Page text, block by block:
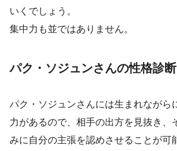
いくでしょう。
集中力も並ではありません。
パク・ソジュンさんの性格診断
パク・ソジュンさんには生まれながら
力があるので、相手の出方を見抜き、
みに自分の主張を認めさせることが可